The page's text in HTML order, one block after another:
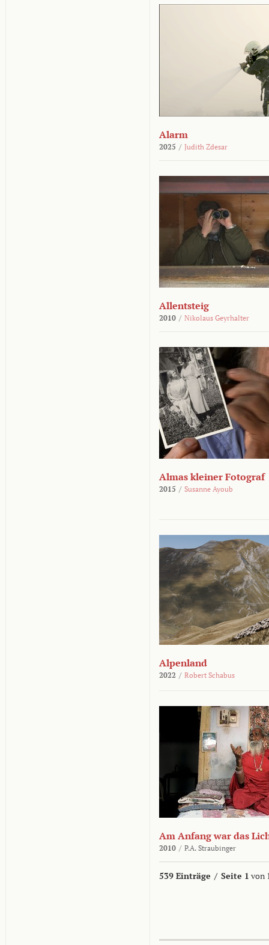
Alarm
2025 / Judith Zdesar
Allentsteig
2010 / Nikolaus Geyrhalter
Almas kleiner Fotograf
2015 / Susanne Ayoub
Alpenland
2022 / Robert Schabus
Am Anfang war das
2010 / P.A. Straubinger
539 Einträge / Seite 1 von